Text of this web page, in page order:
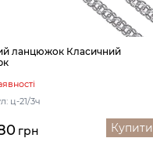
ланцюжок Класичний
ц-21/3ч
грн Купити